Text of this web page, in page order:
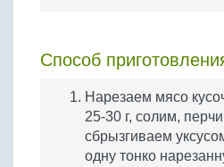
Способ
Нарезаем мясо
25-30 г, солим,
сбрызгиваем
одну тонко